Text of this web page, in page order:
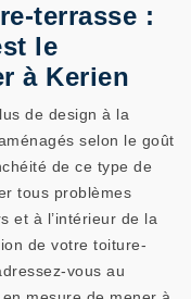
terrasse :
le
à Kerien
de design à la
selon le goût
de ce type de
tous problèmes
et à l’intérieur de la
de votre toiture-
vous au